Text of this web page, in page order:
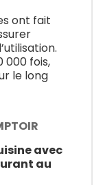
ont fait
000 fois,
le long
avec
au